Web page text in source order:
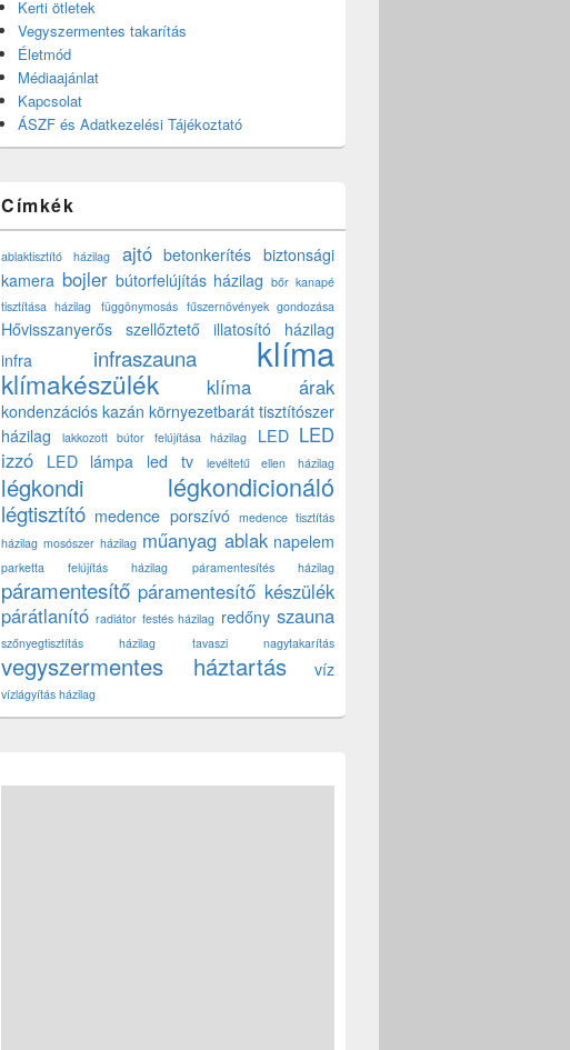
Kerti ötletek
Vegyszermentes takarítás
Életmód
Médiaajánlat
Kapcsolat
ÁSZF és Adatkezelési Tájékoztató
Címkék
ablaktisztító házilag ajtó betonkerítés biztonsági
kamera bojler bútorfelújítás házilag bőr kanapé
tisztítása házilag függönymosás fűszernövények gondozása
Hővisszanyerős szellőztető illatosító házilag
infra
infraszauna klíma
klímakészülék klíma árak
kondenzációs kazán környezetbarát tisztítószer
házilag
lakkozott bútor felújítása házilag LED LED
izzó
LED lámpa led tv levéltetű ellen házilag
légkondi légkondicionáló
légtisztító medence porszívó medence tisztítás
házilag mosószer házilag műanyag ablak napelem
parketta felújítás házilag páramentesítés házilag
páramentesítő páramentesítő készülék
párátlanító radiátor festés házilag redőny szauna
szőnyegtisztítás házilag tavaszi nagytakarítás
vegyszermentes háztartás víz
vízlágyítás házilag